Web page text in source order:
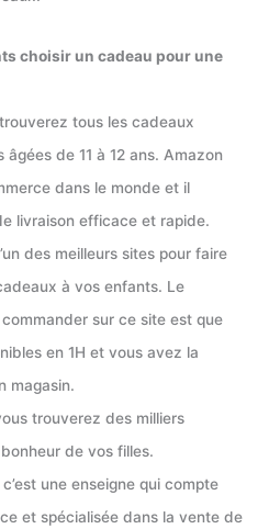
choisir un cadeau pour une
tous les cadeaux
de 11 à 12 ans. Amazon
dans le monde et il
livraison efficace et rapide.
des meilleurs sites pour faire
à vos enfants. Le
sur ce site est que
en 1H et vous avez la
magasin.
trouverez des milliers
de vos filles.
c’est une enseigne qui compte
et spécialisée dans la vente de